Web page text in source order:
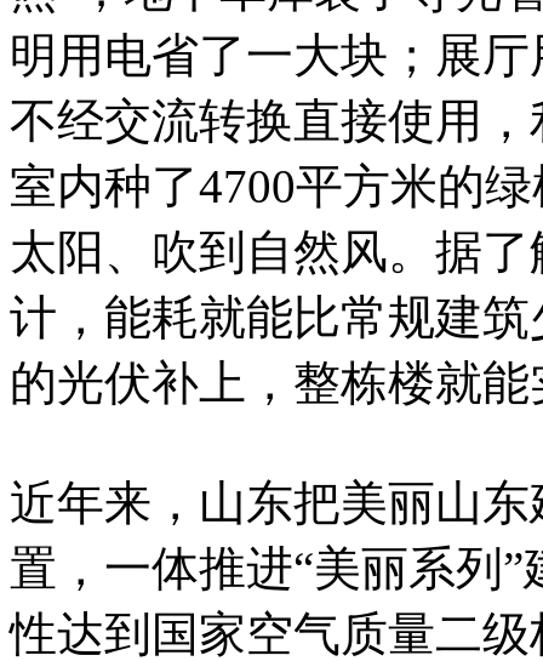
明用电省了一大块；展
不经交流转换直接使用
室内种了4700平方米的
太阳、吹到自然风。据
计，能耗就能比常规建
的光伏补上，整栋楼就
近年来，山东把美丽山
置，一体推进“美丽系列
性达到国家空气质量二